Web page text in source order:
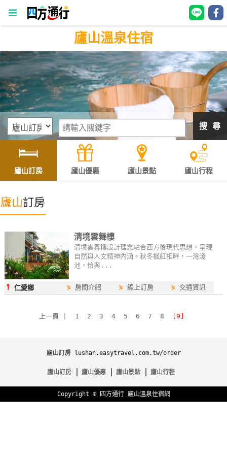
四
方
行
訂
房
灣
訂
房
HOT
民
宿
廬山溫泉住宿
搜 尋
廬山訂房 廬山優惠 廬山景點 廬山行程
廬山訂房
清境雲舞樓
清境雲舞樓設計理念融合西方後現代思想，呈現
自然與人文精神內涵。秋冬楓紅相畔，一灣淺
池，恰與...
⫯仁愛鄉 ⋟ 房間介紹 ⋟線上訂房 ⋟ 交通資訊
上一頁 1 2 3 4 5 6 7 8 [9]
廬山訂房 lushan.easytravel.com.tw/order
廬山訂房 廬山優惠 廬山景點 廬山行程
Copyright © 四方通行 廬山溫泉住宿網